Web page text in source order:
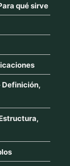
qué sirve
Definición,